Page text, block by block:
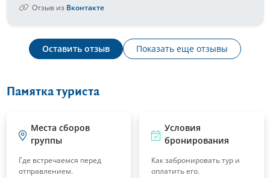
Отзыв из Вконтакте
Оставить отзыв Показать еще отзывы
Памятка туриста
Места сборов
группы
Где встречаемся перед
отправлением.
Условия
бронирования
Как забронировать тур и
оплатить его.